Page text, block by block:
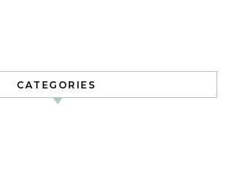
CATEGORIES